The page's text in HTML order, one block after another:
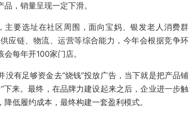
，销量呈现一定下滑。
要选址在社区周围，面向宝妈、银发老人消费群
应链、物流、运营等综合能力，今年会根据竞争环
每年开100家门店。
有足够资金去“烧钱”投放广告，当下就是把产品铺
下来。最终，在品牌力建设起来之后，企业进一步触
低履约成本，最终构建一套盈利模式。